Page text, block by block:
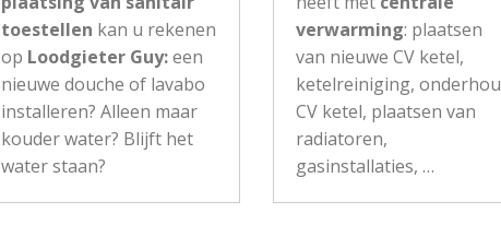
toestellen kan u rekenen
op Loodgieter Guy:een
nieuwe douche of lavabo
installeren? Alleen maar
kouder water? Blijft het
water staan?
verwarming: plaatsen
van nieuwe CV ketel,
ketelreiniging,
CV ketel, plaatsen van
radiatoren,
gasinstallaties, …